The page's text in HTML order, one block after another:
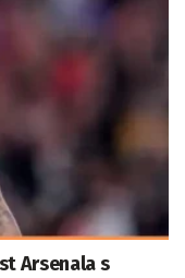
Arsenala s